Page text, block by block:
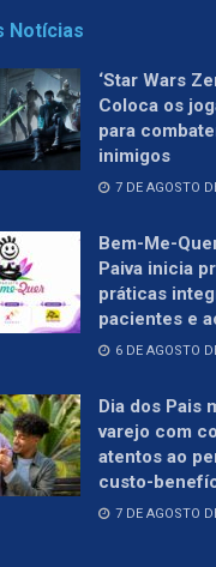
Notícias
‘Star Wars
Coloca os
para
inimigos
7 DE AGOSTO
Bem-Me-
Paiva inicia
práticas
pacientes e
6 DE AGOSTO
Dia dos Pais
varejo com
atentos ao
custo-
7 DE AGOSTO